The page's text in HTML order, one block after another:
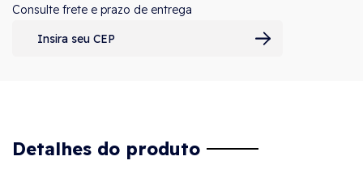
Consulte frete e prazo de entrega
Detalhes do produto